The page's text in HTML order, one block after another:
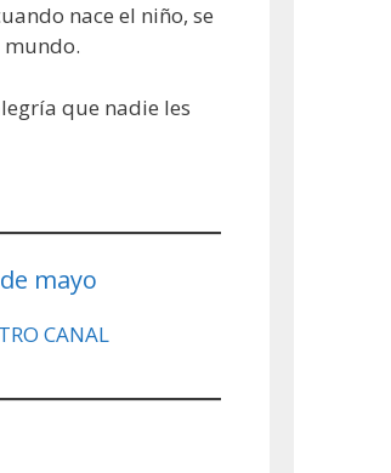
nace el niño, se
mundo.
que nadie les
mayo
CANAL